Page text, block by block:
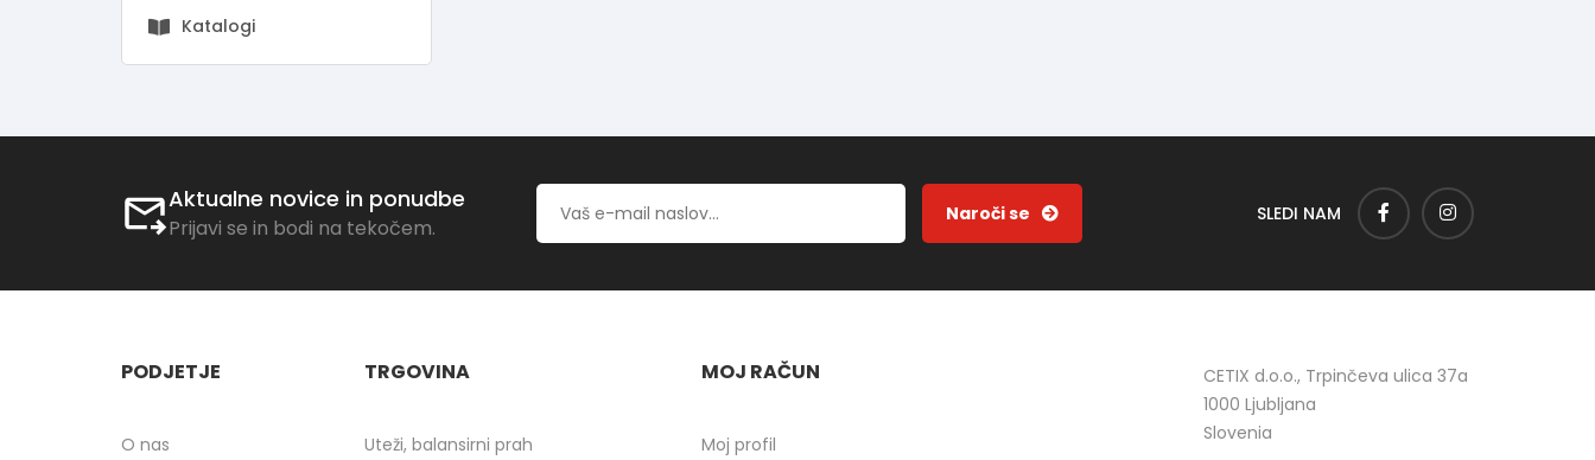
Katalogi
Aktualne novice in ponudbe
Prijavi se in bodi na tekočem.
SLEDI NAM
PODJETJE
O nas
TRGOVINA
Uteži, balansirni prah
MOJ RAČUN
Moj profil
CETIX d.o.o., Trpinčeva ulica 37a
1000 Ljubljana
Slovenia